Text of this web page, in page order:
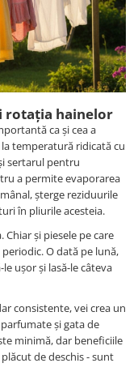
rotația hainelor
ca și cea a
temperatură ridicată cu
sertarul pentru
a permite evaporarea
șterge reziduurile
în pliurile acesteia.
și piesele pe care
O dată pe lună,
ușor și lasă-le câteva
consistente, vei crea un
și gata de
minimă, dar beneficiile
de deschis - sunt